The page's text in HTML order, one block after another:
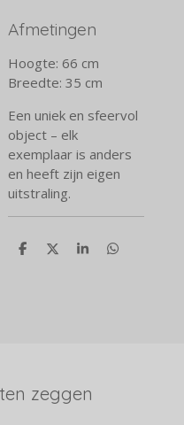
Afmetingen
Hoogte: 66 cm
Breedte: 35 cm
Een uniek en sfeervol
object – elk
exemplaar is anders
en heeft zijn eigen
uitstraling.
D
D
S
D
zeggen